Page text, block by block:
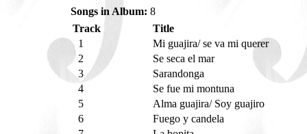
Songs in Album: 8
Track
Title
1
Mi guajira/ se va mi querer
2
Se seca el mar
3
Sarandonga
4
Se fue mi montuna
5
Alma guajira/ Soy guajiro
6
Fuego y candela